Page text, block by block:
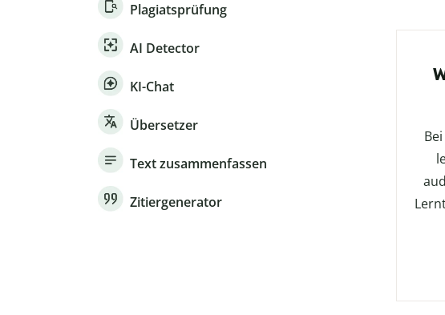
Plagiatsprüfung
AI Detector
KI-Chat
Übersetzer
Text zusammenfassen
Zitiergenerator